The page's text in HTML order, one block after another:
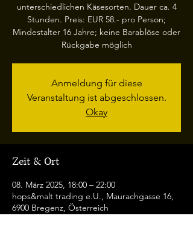
unterschiedlichen Käsesorten. Dauer ca. 4
Stunden. Preis: EUR 58.- pro Person;
Mindestalter 16 Jahre; keine Barablöse oder
Rückgabe möglich
Anmeldung für diese
Veranstaltung ist abgeschlossen.
Okay
Zeit & Ort
08. März 2025, 18:00 – 22:00
hops&malt trading e.U., Maurachgasse 16,
6900 Bregenz, Österreich